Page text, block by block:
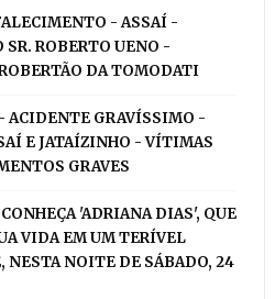
- ASSAÍ -
SR. ROBERTO UENO -
DA TOMODATI
ACIDENTE GRAVÍSSIMO -
E JATAÍZINHO - VÍTIMAS
GRAVES
'ADRIANA DIAS', QUE
VIDA EM UM TERÍVEL
NESTA NOITE DE SÁBADO, 24